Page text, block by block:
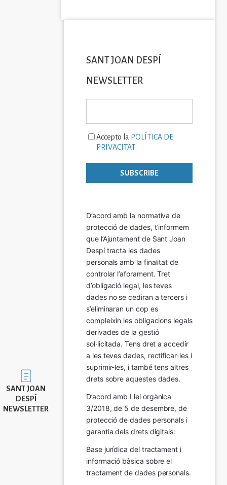
Imatge
SANT JOAN
DESPÍ
NEWSLETTER
SANT JOAN DESPÍ
NEWSLETTER
Accepto la POLÍTICA DE
PRIVACITAT
D’acord amb la normativa de
protecció de dades, t’informem
que l’Ajuntament de Sant Joan
Despí tracta les dades
personals amb la finalitat de
controlar l’aforament. Tret
d’obligació legal, les teves
dades no se cediran a tercers i
s’eliminaran un cop es
compleixin les obligacions legals
derivades de la gestió
sol·licitada. Tens dret a accedir
a les teves dades, rectificar-les i
suprimir-les, i també tens altres
drets sobre aquestes dades.
D’acord amb Llei orgànica
3/2018, de 5 de desembre, de
protecció de dades personals i
garantia dels drets digitals:
Base jurídica del tractament i
informació bàsica sobre el
tractament de dades personals.